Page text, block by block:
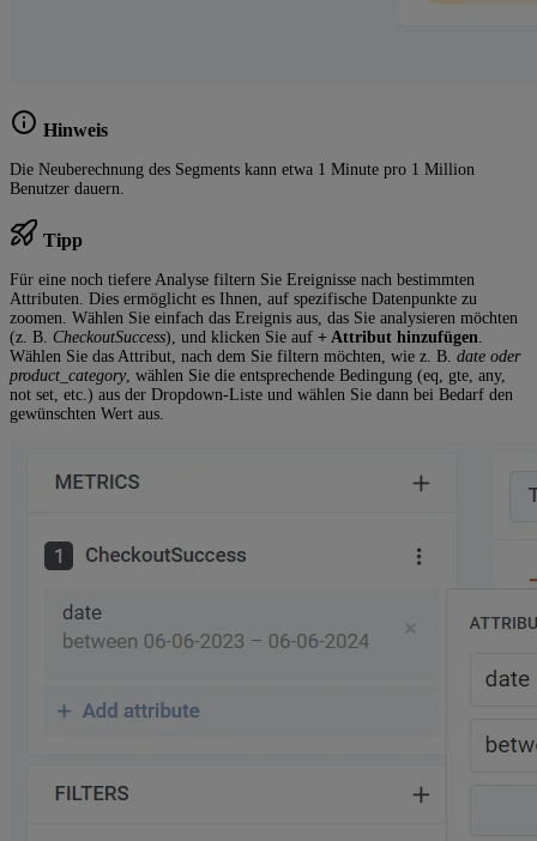
Hinweis
Die Neuberechnung des Segments kann etwa 1 Minute pro 1 Million
Benutzer dauern.
Tipp
Für eine noch tiefere Analyse filtern Sie Ereignisse nach bestimmten
Attributen. Dies ermöglicht es Ihnen, auf spezifische Datenpunkte zu
zoomen. Wählen Sie einfach das Ereignis aus, das Sie analysieren möchten
(z. B. CheckoutSuccess), und klicken Sie auf + Attribut hinzufügen.
Wählen Sie das Attribut, nach dem Sie filtern möchten, wie z. B. date oder
product_category, wählen Sie die entsprechende Bedingung (eq, gte, any,
not set, etc.) aus der Dropdown-Liste und wählen Sie dann bei Bedarf den
gewünschten Wert aus.